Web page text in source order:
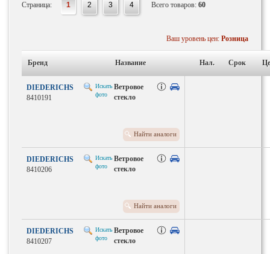
Страница: 1 2 3 4 Всего товаров: 60
Ваш уровень цен: Розница
Бренд Название Нал. Срок
DIEDERICHS
8410191
Искать
фото
Ветровое
стекло
Найти аналоги
DIEDERICHS
8410206
Искать
фото
Ветровое
стекло
Найти аналоги
DIEDERICHS
8410207
Искать
фото
Ветровое
стекло